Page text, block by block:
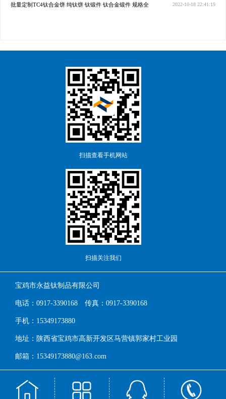
2022-10-18 22:41:19
批量定制TC4钛合金饼 纯钛饼 钛锻件 钛合金锻件 规格全
扫描查看手机网站
扫描关注我们
宝鸡市永益钛制品有限公司
电话：0917-3390168 传真：0917-3390168
手机：15349173880
地址：陕西省宝鸡市高新开发区马营镇郭家村工业园
邮箱：15349173880@163.com